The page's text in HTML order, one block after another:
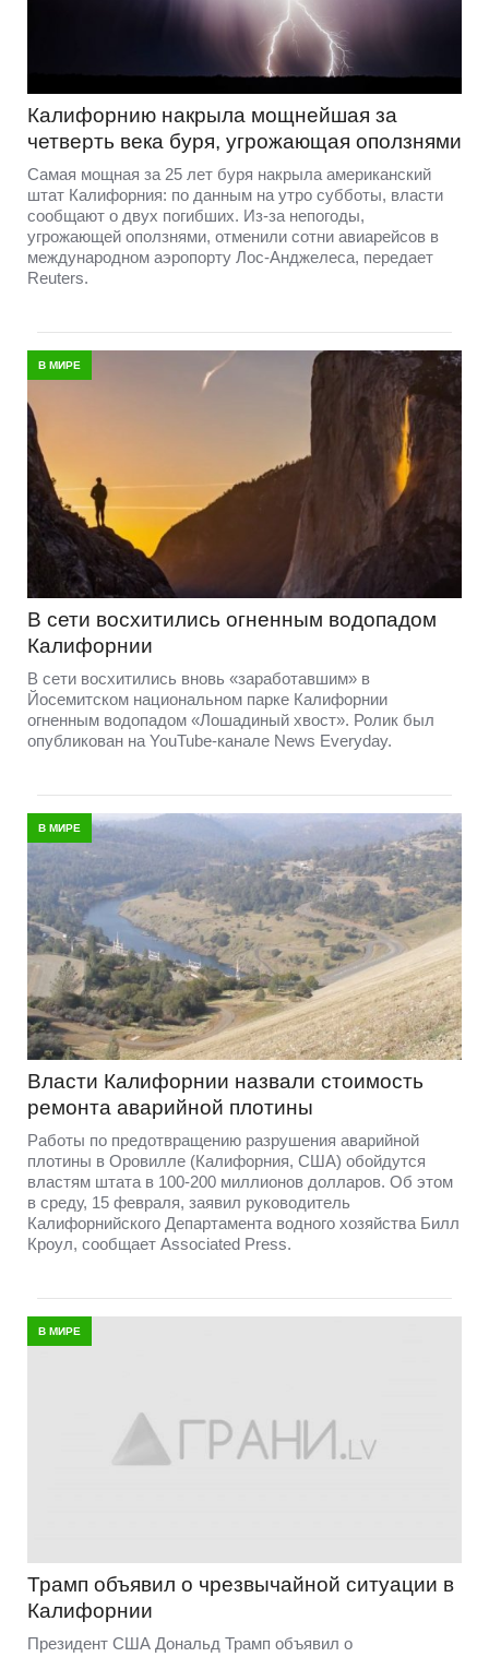
Калифорнию накрыла мощнейшая за
четверть века буря, угрожающая оползнями
Самая мощная за 25 лет буря накрыла американский
штат Калифорния: по данным на утро субботы, власти
сообщают о двух погибших. Из-за непогоды,
угрожающей оползнями, отменили сотни авиарейсов в
международном аэропорту Лос-Анджелеса, передает
Reuters.
В МИРЕ
В сети восхитились огненным водопадом
Калифорнии
В сети восхитились вновь «заработавшим» в
Йосемитском национальном парке Калифорнии
огненным водопадом «Лошадиный хвост». Ролик был
опубликован на YouTube-канале News Everyday.
В МИРЕ
Власти Калифорнии назвали стоимость
ремонта аварийной плотины
Работы по предотвращению разрушения аварийной
плотины в Оровилле (Калифорния, США) обойдутся
властям штата в 100-200 миллионов долларов. Об этом
в среду, 15 февраля, заявил руководитель
Калифорнийского Департамента водного хозяйства Билл
Кроул, сообщает Associated Press.
В МИРЕ
Трамп объявил о чрезвычайной ситуации в
Калифорнии
Президент США Дональд Трамп объявил о